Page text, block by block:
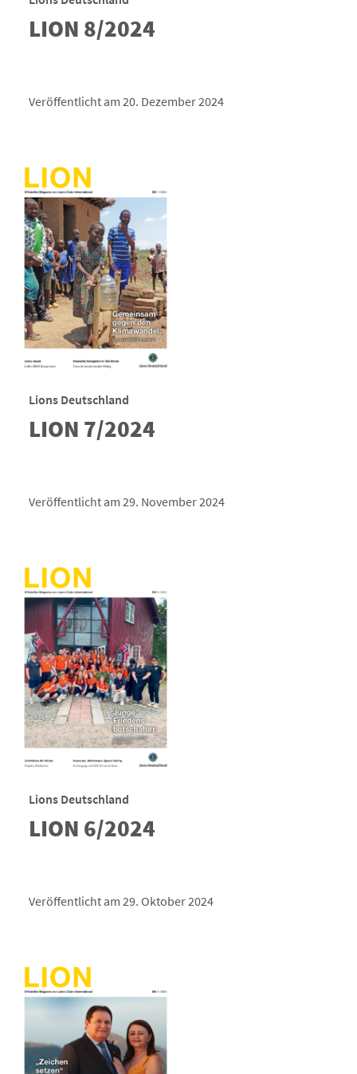
LION 8/2024
Veröffentlicht am 20. Dezember 2024
Lions Deutschland
LION 7/2024
Veröffentlicht am 29. November 2024
Lions Deutschland
LION 6/2024
Veröffentlicht am 29. Oktober 2024